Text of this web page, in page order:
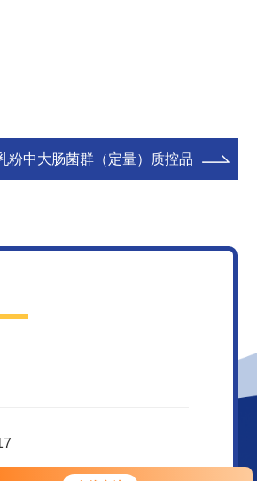
粉中大肠菌群（定量）质控品